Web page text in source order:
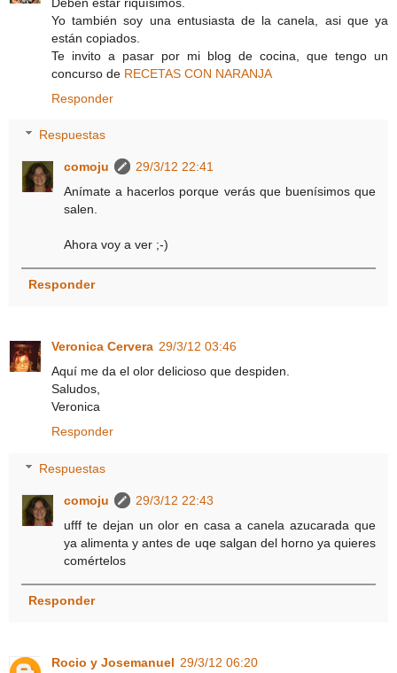
Yo también soy una entusiasta de la canela, asi que ya
están copiados.
Te invito a pasar por mi blog de cocina, que tengo un
concurso de RECETAS CON NARANJA
Responder
Respuestas
comoju
29/3/12 22:41
Anímate a hacerlos porque verás que buenísimos que
salen.
Ahora voy a ver ;-)
Responder
Veronica Cervera 29/3/12 03:46
Aquí me da el olor delicioso que despiden.
Saludos,
Veronica
Responder
Respuestas
comoju
29/3/12 22:43
ufff te dejan un olor en casa a canela azucarada que
ya alimenta y antes de uqe salgan del horno ya quieres
comértelos
Responder
Rocio y Josemanuel 29/3/12 06:20